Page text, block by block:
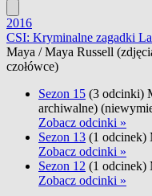
2016
CSI: Kryminalne zagadki
Maya / Maya Russell
czołówce)
Sezon 15 (3 odcinki)
archiwalne)
Zobacz odcinki »
Sezon 13 (1 odcinek)
Zobacz odcinki »
Sezon 12 (1 odcinek)
Zobacz odcinki »